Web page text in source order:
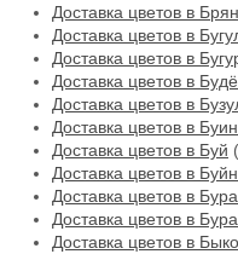
Доставка цветов в
Доставка цветов в
Доставка цветов в
Доставка цветов в
Доставка цветов в
Доставка цветов в
Доставка цветов в Буй
Доставка цветов в
Доставка цветов в
Доставка цветов в
Доставка цветов в